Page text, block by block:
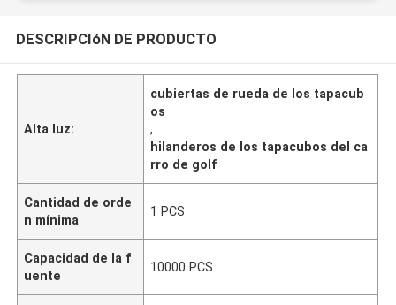
DESCRIPCIóN DE PRODUCTO
Alta luz:
cubiertas de rueda de los tapacub
os
,
hilanderos de los tapacubos del ca
rro de golf
Cantidad de orde
n mínima
1 PCS
Capacidad de la f
uente
10000 PCS